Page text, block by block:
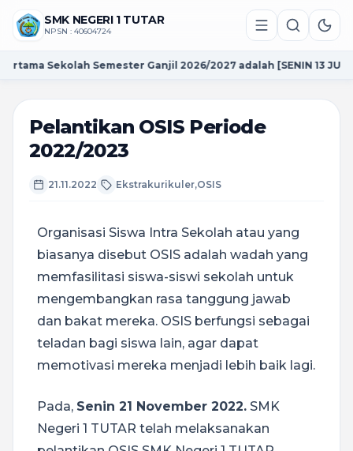
SMK NEGERI 1 TUTAR
NPSN : 40604724
Sekolah Semester Ganjil 2026/2027 adalah [SENIN 13 JULI
Pelantikan OSIS Periode
2022/2023
21.11.2022 Ekstrakurikuler,OSIS
Organisasi Siswa Intra Sekolah atau yang
biasanya disebut OSIS adalah wadah yang
memfasilitasi siswa-siswi sekolah untuk
mengembangkan rasa tanggung jawab
dan bakat mereka. OSIS berfungsi sebagai
teladan bagi siswa lain, agar dapat
memotivasi mereka menjadi lebih baik lagi.
Pada, Senin 21 November 2022. SMK
Negeri 1 TUTAR telah melaksanakan